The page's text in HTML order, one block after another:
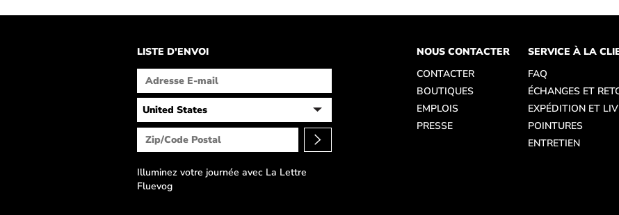
LISTE D'ENVOI
Illuminez votre journée avec La Lettre
Fluevog
NOUS CONTACTER
CONTACTER
BOUTIQUES
EMPLOIS
PRESSE
SERVICE À LA
FAQ
ÉCHANGES ET
EXPÉDITION ET
POINTURES
ENTRETIEN